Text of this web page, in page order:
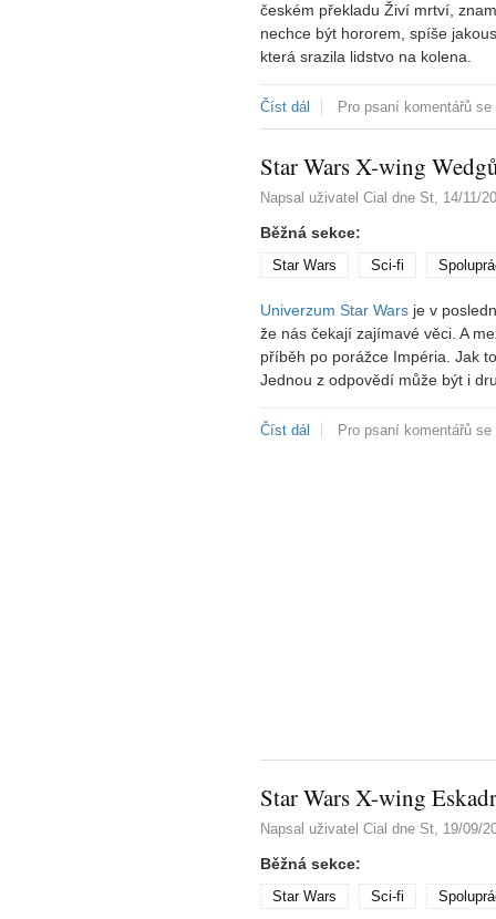
českém překladu Živí mrtví,
nechce být hororem, spíše
která srazila lidstvo na kolena.
Číst dál Živí mrtví 1: Staré dobré
Pro psaní komentářů se
Star Wars X-wing
Napsal uživatel Cial dne St, 14/11/
Běžná sekce:
Star Wars Sci-fi
Univerzum Star Wars je v
že nás čekají zajímavé věci. A
příběh po porážce Impéria. Jak
Jednou z odpovědí může být i
Číst dál Star Wars X-wing Wedgův
Pro psaní komentářů se
Star Wars X-wing
Napsal uživatel Cial dne St, 19/09/
Běžná sekce:
Star Wars Sci-fi